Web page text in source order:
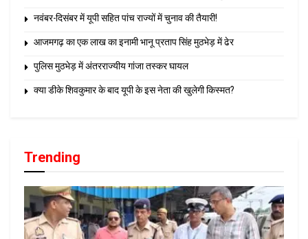
नवंबर-दिसंबर में यूपी सहित पांच राज्यों में चुनाव की तैयारी!
आजमगढ़ का एक लाख का इनामी भानू प्रताप सिंह मुठभेड़ में ढेर
पुलिस मुठभेड़ में अंतरराज्यीय गांजा तस्कर घायल
क्या डीके शिवकुमार के बाद यूपी के इस नेता की खुलेगी किस्मत?
Trending